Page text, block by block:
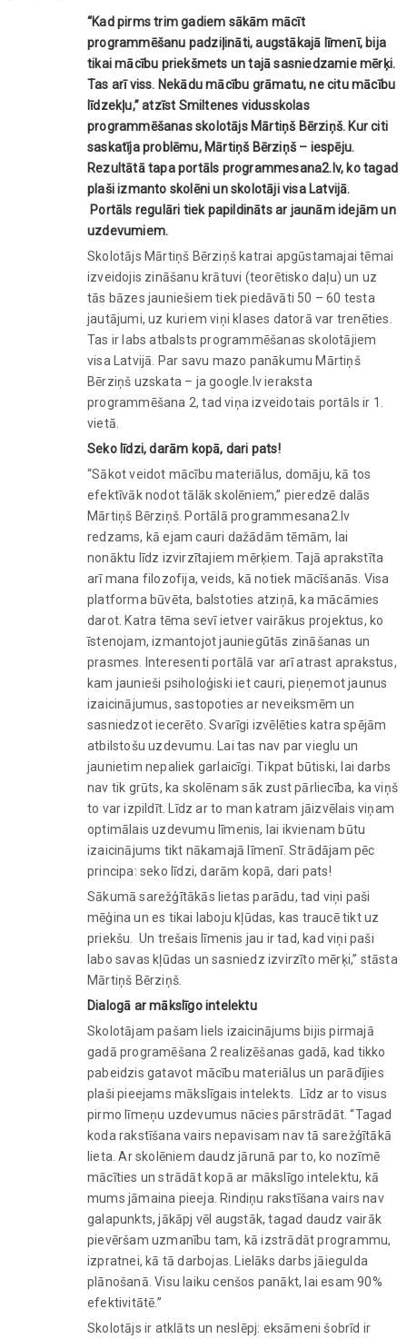
“Kad pirms trim gadiem sākām mācīt
programmēšanu padziļināti, augstākajā līmenī, bija
tikai mācību priekšmets un tajā sasniedzamie mērķi.
Tas arī viss. Nekādu mācību grāmatu, ne citu mācību
līdzekļu,” atzīst Smiltenes vidusskolas
programmēšanas skolotājs Mārtiņš Bērziņš. Kur citi
saskatīja problēmu, Mārtiņš Bērziņš – iespēju.
Rezultātā tapa portāls programmesana2.lv, ko tagad
plaši izmanto skolēni un skolotāji visa Latvijā.
Portāls regulāri tiek papildināts ar jaunām idejām un
uzdevumiem.
Skolotājs Mārtiņš Bērziņš katrai apgūstamajai tēmai
izveidojis zināšanu krātuvi (teorētisko daļu) un uz
tās bāzes jauniešiem tiek piedāvāti 50 – 60 testa
jautājumi, uz kuriem viņi klases datorā var trenēties.
Tas ir labs atbalsts programmēšanas skolotājiem
visa Latvijā. Par savu mazo panākumu Mārtiņš
Bērziņš uzskata – ja google.lv ieraksta
programmēšana 2, tad viņa izveidotais portāls ir 1.
vietā.
Seko līdzi, darām kopā, dari pats!
“Sākot veidot mācību materiālus, domāju, kā tos
efektīvāk nodot tālāk skolēniem,” pieredzē dalās
Mārtiņš Bērziņš. Portālā programmesana2.lv
redzams, kā ejam cauri dažādām tēmām, lai
nonāktu līdz izvirzītajiem mērķiem. Tajā aprakstīta
arī mana filozofija, veids, kā notiek mācīšanās. Visa
platforma būvēta, balstoties atziņā, ka mācāmies
darot. Katra tēma sevī ietver vairākus projektus, ko
īstenojam, izmantojot jauniegūtās zināšanas un
prasmes. Interesenti portālā var arī atrast aprakstus,
kam jaunieši psiholoģiski iet cauri, pieņemot jaunus
izaicinājumus, sastopoties ar neveiksmēm un
sasniedzot iecerēto. Svarīgi izvēlēties katra spējām
atbilstošu uzdevumu. Lai tas nav par vieglu un
jaunietim nepaliek garlaicīgi. Tikpat būtiski, lai darbs
nav tik grūts, ka skolēnam sāk zust pārliecība, ka viņš
to var izpildīt. Līdz ar to man katram jāizvēlais viņam
optimālais uzdevumu līmenis, lai ikvienam būtu
izaicinājums tikt nākamajā līmenī. Strādājam pēc
principa: seko līdzi, darām kopā, dari pats!
Sākumā sarežģītākās lietas parādu, tad viņi paši
mēģina un es tikai laboju kļūdas, kas traucē tikt uz
priekšu. Un trešais līmenis jau ir tad, kad viņi paši
labo savas kļūdas un sasniedz izvirzīto mērķi,” stāsta
Mārtiņš Bērziņš.
Dialogā ar mākslīgo intelektu
Skolotājam pašam liels izaicinājums bijis pirmajā
gadā programēšana 2 realizēšanas gadā, kad tikko
pabeidzis gatavot mācību materiālus un parādījies
plaši pieejams mākslīgais intelekts. Līdz ar to visus
pirmo līmeņu uzdevumus nācies pārstrādāt. “Tagad
koda rakstīšana vairs nepavisam nav tā sarežģītākā
lieta. Ar skolēniem daudz jārunā par to, ko nozīmē
mācīties un strādāt kopā ar mākslīgo intelektu, kā
mums jāmaina pieeja. Rindiņu rakstīšana vairs nav
galapunkts, jākāpj vēl augstāk, tagad daudz vairāk
pievēršam uzmanību tam, kā izstrādāt programmu,
izpratnei, kā tā darbojas. Lielāks darbs jāiegulda
plānošanā. Visu laiku cenšos panākt, lai esam 90%
efektivitātē.”
Skolotājs ir atklāts un neslēpj: eksāmeni šobrīd ir